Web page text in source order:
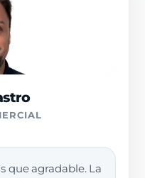
que agradable. La